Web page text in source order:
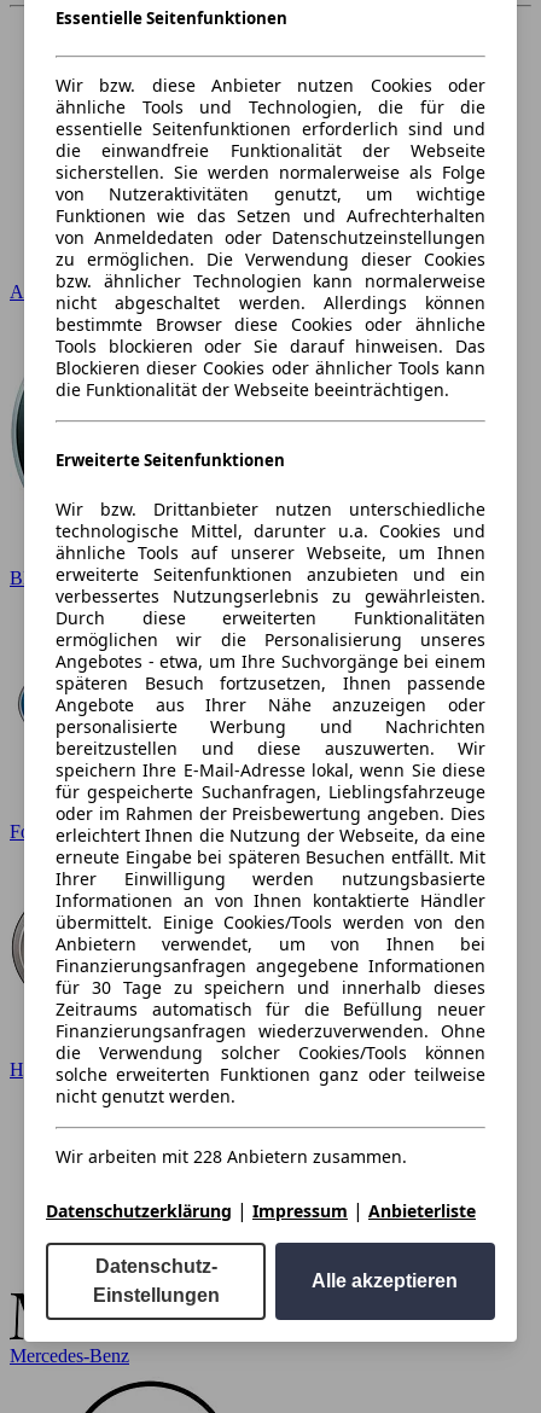
Audi
BMW
Ford
Hyundai
Mercedes-Benz
Essentielle Seitenfunktionen
Wir bzw. diese Anbieter nutzen Cookies oder
ähnliche Tools und Technologien, die für die
essentielle Seitenfunktionen erforderlich sind und
die einwandfreie Funktionalität der Webseite
sicherstellen. Sie werden normalerweise als Folge
von Nutzeraktivitäten genutzt, um wichtige
Funktionen wie das Setzen und Aufrechterhalten
von Anmeldedaten oder Datenschutzeinstellungen
zu ermöglichen. Die Verwendung dieser Cookies
bzw. ähnlicher Technologien kann normalerweise
nicht abgeschaltet werden. Allerdings können
bestimmte Browser diese Cookies oder ähnliche
Tools blockieren oder Sie darauf hinweisen. Das
Blockieren dieser Cookies oder ähnlicher Tools kann
die Funktionalität der Webseite beeinträchtigen.
Erweiterte Seitenfunktionen
Wir bzw. Drittanbieter nutzen unterschiedliche
technologische Mittel, darunter u.a. Cookies und
ähnliche Tools auf unserer Webseite, um Ihnen
erweiterte Seitenfunktionen anzubieten und ein
verbessertes Nutzungserlebnis zu gewährleisten.
Durch diese erweiterten Funktionalitäten
ermöglichen wir die Personalisierung unseres
Angebotes - etwa, um Ihre Suchvorgänge bei einem
späteren Besuch fortzusetzen, Ihnen passende
Angebote aus Ihrer Nähe anzuzeigen oder
personalisierte Werbung und Nachrichten
bereitzustellen und diese auszuwerten. Wir
speichern Ihre E-Mail-Adresse lokal, wenn Sie diese
für gespeicherte Suchanfragen, Lieblingsfahrzeuge
oder im Rahmen der Preisbewertung angeben. Dies
erleichtert Ihnen die Nutzung der Webseite, da eine
erneute Eingabe bei späteren Besuchen entfällt. Mit
Ihrer Einwilligung werden nutzungsbasierte
Informationen an von Ihnen kontaktierte Händler
übermittelt. Einige Cookies/Tools werden von den
Anbietern verwendet, um von Ihnen bei
Finanzierungsanfragen angegebene Informationen
für 30 Tage zu speichern und innerhalb dieses
Zeitraums automatisch für die Befüllung neuer
Finanzierungsanfragen wiederzuverwenden. Ohne
die Verwendung solcher Cookies/Tools können
solche erweiterten Funktionen ganz oder teilweise
nicht genutzt werden.
Wir arbeiten mit 228 Anbietern zusammen.
Datenschutzerklärung | Impressum | Anbieterliste
Datenschutz-
Einstellungen
Alle akzeptieren